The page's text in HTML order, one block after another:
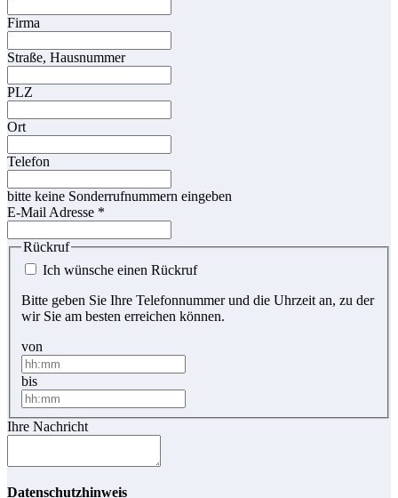
Firma
Straße, Hausnummer
PLZ
Ort
Telefon
bitte keine Sonderrufnummern eingeben
E-Mail Adresse *
Rückruf
Ich wünsche einen Rückruf
Bitte geben Sie Ihre Telefonnummer und die Uhrzeit an, zu der
wir Sie am besten erreichen können.
von
bis
Ihre Nachricht
Datenschutzhinweis